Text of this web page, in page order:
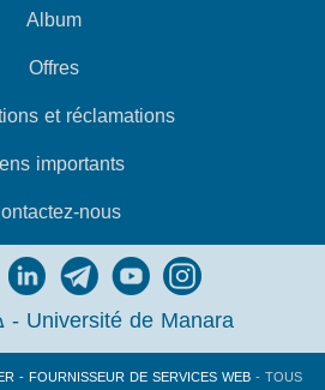
Album
Offres
et réclamations
importants
nous
جامعة المنارة - Université de Manara
- FOURNISSEUR DE SERVICES WEB- TOUS